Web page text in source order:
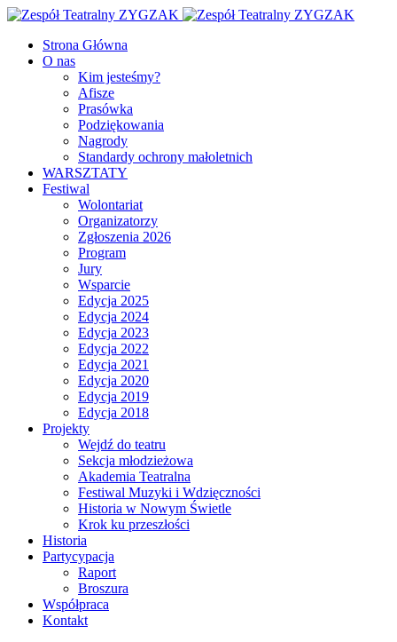
Facebook
Youtube
Strona Główna
O nas
Kim jesteśmy?
Afisze
Prasówka
Podziękowania
Nagrody
Standardy ochrony małoletnich
WARSZTATY
Festiwal
Wolontariat
Organizatorzy
Zgłoszenia 2026
Program
Jury
Wsparcie
Edycja 2025
Edycja 2024
Edycja 2023
Edycja 2022
Edycja 2021
Edycja 2020
Edycja 2019
Edycja 2018
Projekty
Wejdź do teatru
Sekcja młodzieżowa
Akademia Teatralna
Festiwal Muzyki i Wdzięczności
Historia w Nowym Świetle
Krok ku przeszłości
Historia
Partycypacja
Raport
Broszura
Współpraca
Kontakt